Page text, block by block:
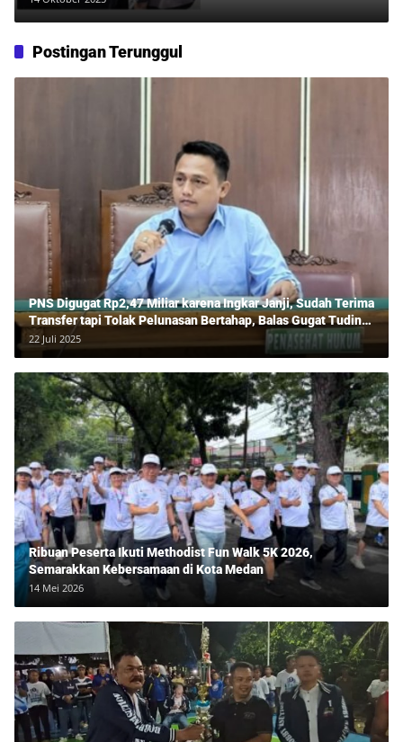
Postingan Terunggul
PNS Digugat Rp2,47 Miliar karena Ingkar Janji, Sudah Terima
Transfer tapi Tolak Pelunasan Bertahap, Balas Gugat Tuding
Lawan Tipu Rp850 Juta
22 Juli 2025
Ribuan Peserta Ikuti Methodist Fun Walk 5K 2026,
Semarakkan Kebersamaan di Kota Medan
14 Mei 2026